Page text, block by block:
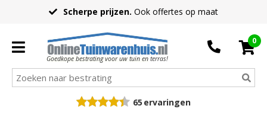
Scherpe prijzen. Ook offertes op maat
Goedkope bestrating voor uw tuin en terras!
0
65 ervaringen